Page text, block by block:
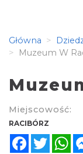
Główna
Muzeum W
Miejscowość:
RACIBÓRZ
FacebookTwitter